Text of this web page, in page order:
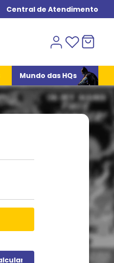
Central de Atendimento
Mundo das HQs